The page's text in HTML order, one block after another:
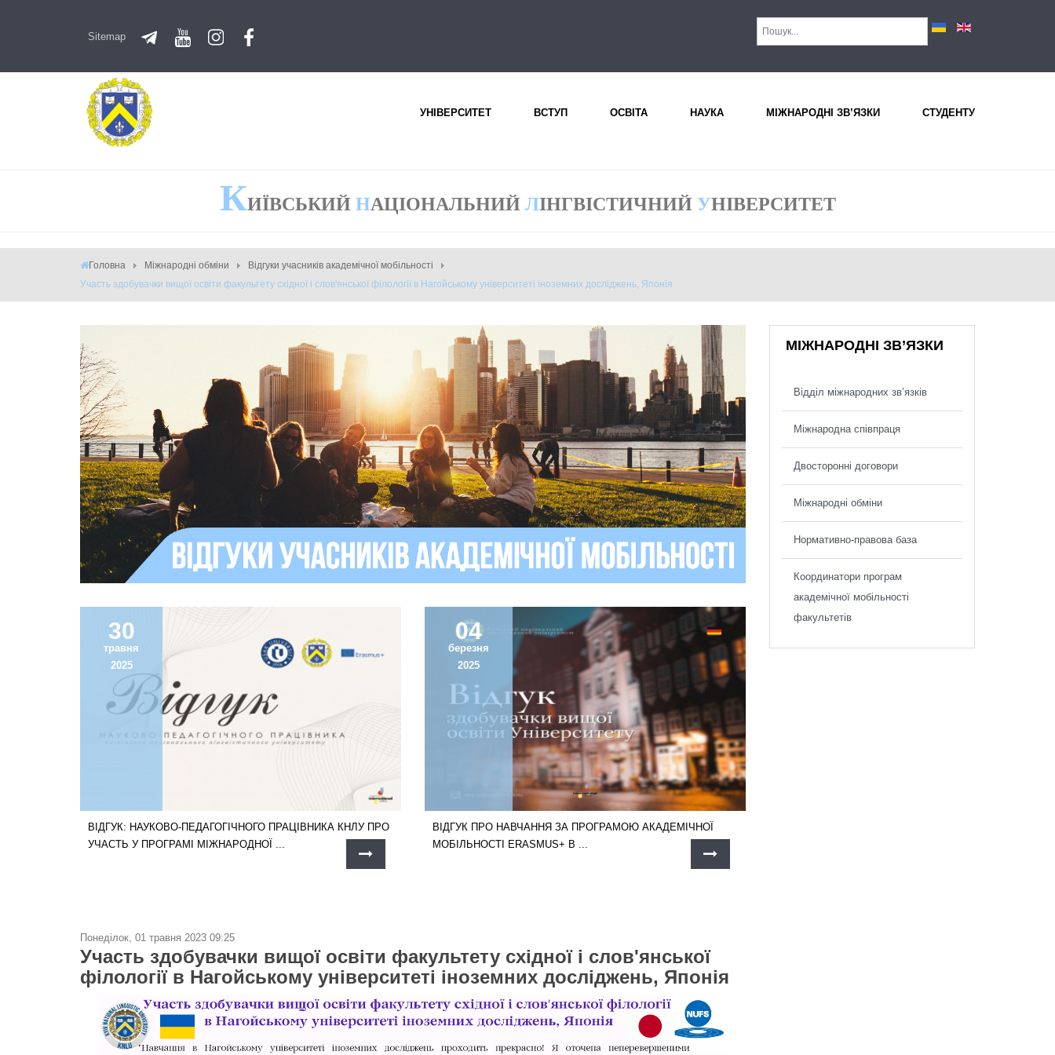
Sitemap
УНІВЕРСИТЕТ ВСТУП ОСВІТА НАУКА МІЖНАРОДНІ ЗВ’ЯЗКИ СТУДЕНТУ
КИЇВСЬКИЙ НАЦІОНАЛЬНИЙ ЛІНГВІСТИЧНИЙ УНІВЕРСИТЕТ
Головна Міжнародні обміни
Відгуки учасників академічної мобільності
Участь здобувачки вищої освіти факультету східної і слов'янської філології в Нагойському університеті іноземних досліджень, Японія
30
травня
2025
ВІДГУК: НАУКОВО-ПЕДАГОГІЧНОГО ПРАЦІВНИКА КНЛУ ПРО
УЧАСТЬ У ПРОГРАМІ МІЖНАРОДНОЇ ...
04
березня
2025
ВІДГУК ПРО НАВЧАННЯ ЗА ПРОГРАМОЮ АКАДЕМІЧНОЇ
МОБІЛЬНОСТІ ERASMUS+ В ...
Понеділок, 01 травня 2023 09:25
Участь здобувачки вищої освіти факультету східної і слов'янської
філології в Нагойському університеті іноземних досліджень, Японія
МІЖНАРОДНІ ЗВ’ЯЗКИ
Відділ міжнародних зв’язків
Міжнародна співпраця
Двосторонні договори
Міжнародні обміни
Нормативно-правова база
Координатори програм
академічної мобільності
факультетів